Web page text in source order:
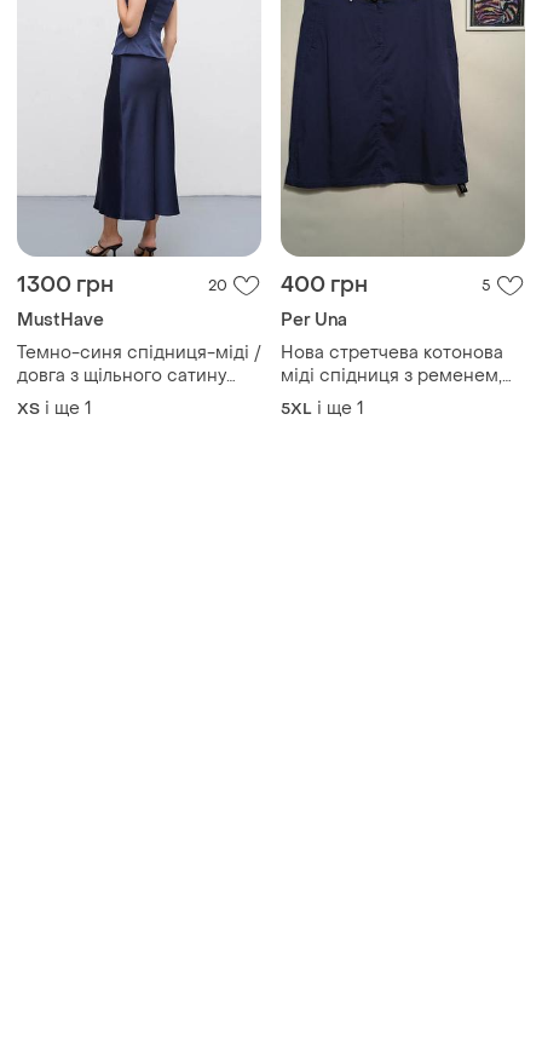
1300 грн 20
MustHave
Темно-синя спідниця-міді /
довга з щільного сатину
must have
ХS і ще 1
400 грн 5
Per Una
Нова стретчева котонова
міді спідниця з ременем,
великий розмір, батал, per
una.
5XL і ще 1